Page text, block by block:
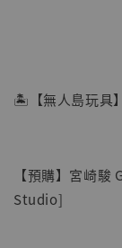
🏝【無人島玩具】
【預購】宮崎駿
Studio]